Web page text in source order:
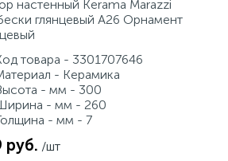
настенный Kerama Marazzi
глянцевый A26 Орнамент
товара - 3301707646
- Керамика
- мм - 300
- мм - 260
- мм - 7
руб. /шт